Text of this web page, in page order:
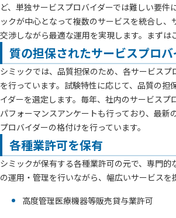
ど、単独サービスプロバイダーでは難しい要件
ックが中心となって複数のサービスを統合し、
交渉しながら最適な運用を実現します。まずは
質の担保されたサービスプロ
シミックでは、品質担保のため、各サービスプ
を行っています。試験特性に応じて、品質の担
イダーを選定します。毎年、社内のサービスプ
パフォーマンスアンケートも行っており、最新
プロバイダーの格付けを行っています。
各種業許可を保有
シミックが保有する各種業許可の元で、専門的
の運用・管理を行いながら、幅広いサービスを
高度管理医療機器等販売貸与業許可